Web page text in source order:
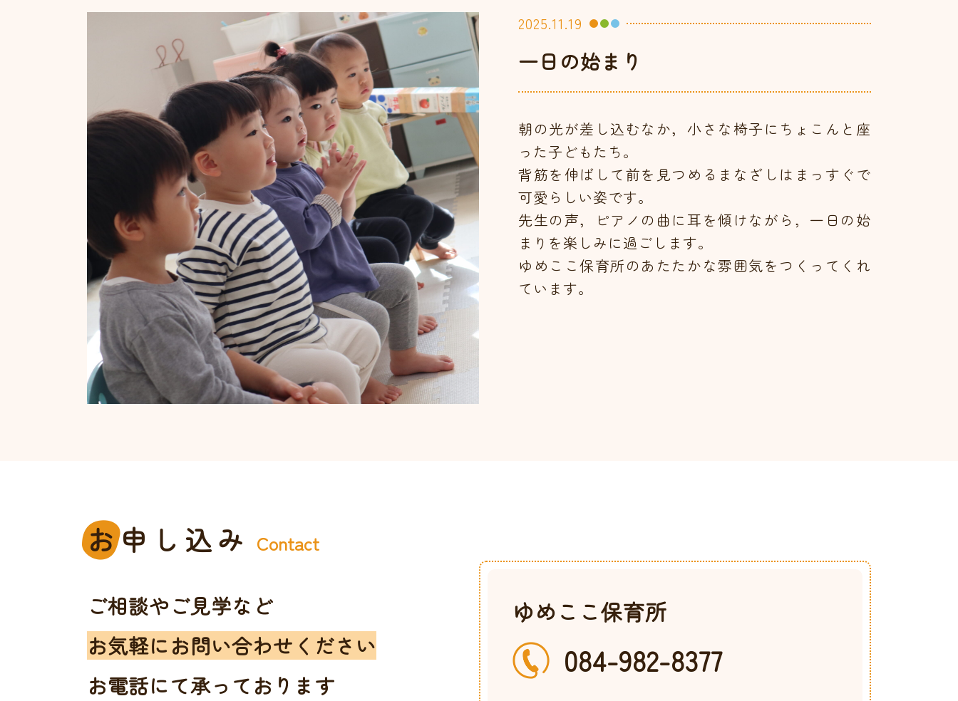
2025.11.19
一日の始まり
朝の光が差し込むなか，小さな椅子にちょこんと座
った子どもたち。
背筋を伸ばして前を見つめるまなざしはまっすぐで
可愛らしい姿です。
先生の声，ピアノの曲に耳を傾けながら，一日の始
まりを楽しみに過ごします。
ゆめここ保育所のあたたかな雰囲気をつくってくれ
ています。
お申し込み Contact
ご相談やご見学など
お気軽にお問い合わせください
お電話にて承っております
ゆめここ保育所
084-982-8377